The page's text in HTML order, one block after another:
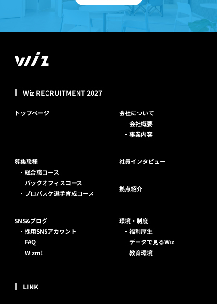
Wiz RECRUITMENT 2027
トップページ
会社について
会社概要
事業内容
募集職種
総合職コース
バックオフィスコース
プロバスケ選手育成コース
社員インタビュー
拠点紹介
環境・制度
福利厚生
データで見るWiz
教育環境
SNS&ブログ
採用SNSアカウント
FAQ
Wizm!
LINK